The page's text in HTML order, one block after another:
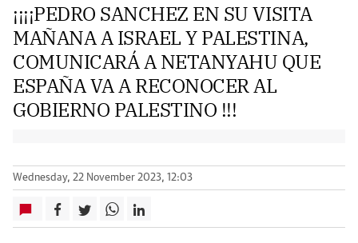
¡¡¡¡PEDRO SANCHEZ EN SU VISITA
MAÑANA A ISRAEL Y PALESTINA,
COMUNICARÁ A NETANYAHU QUE
ESPAÑA VA A RECONOCER AL
GOBIERNO PALESTINO !!!
Wednesday, 22 November 2023, 12:03